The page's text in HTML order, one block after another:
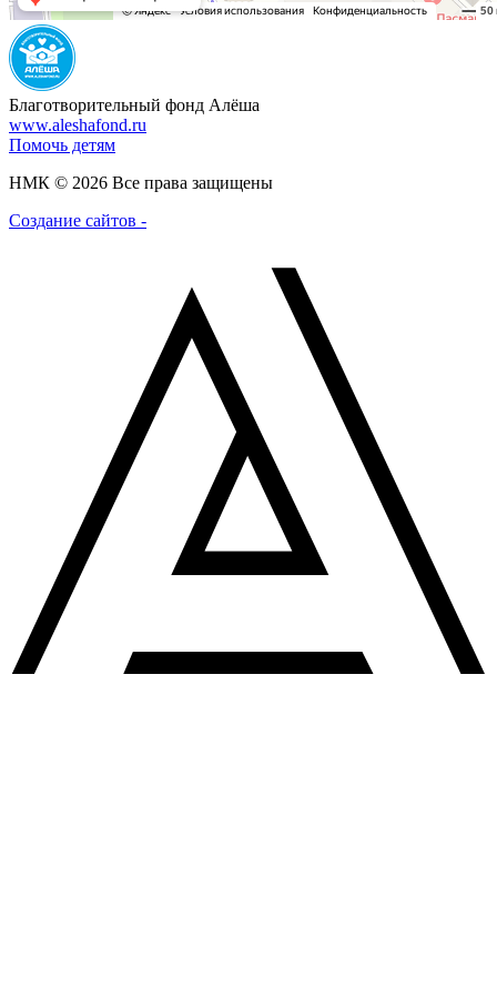
Благотворительный фонд Алёша
www.aleshafond.ru
Помочь детям
НМК © 2026 Все права защищены
Создание сайтов -